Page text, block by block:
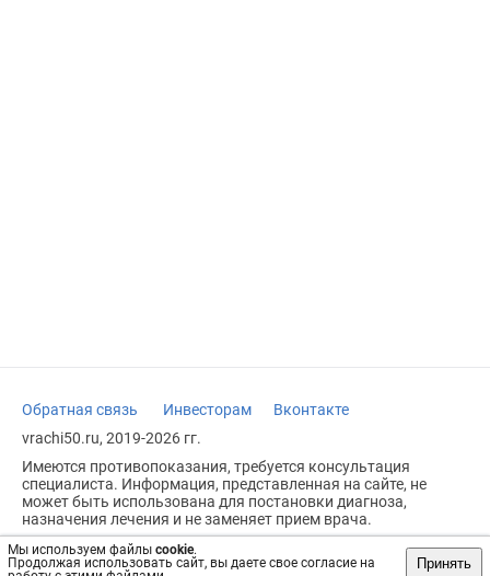
Мы используем файлы cookie.
Продолжая использовать сайт, вы даете свое согласие на
Принять
Обратная связь Инвесторам
Вконтакте
vrachi50.ru, 2019-2026 гг.
Имеются противопоказания, требуется консультация
специалиста. Информация, представленная на сайте, не
может быть использована для постановки диагноза,
назначения лечения и не заменяет прием врача.
Возрастное ограничение: 18+